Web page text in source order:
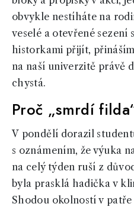
obvykle nestíháte na
veselé a otevřené
historkami přijít,
na naší univerzitě právě
chystá.
Proč „smrdí
V pondělí dorazil
s oznámením, že výuka
na celý týden ruší z
byla prasklá hadička v
Shodou okolností v